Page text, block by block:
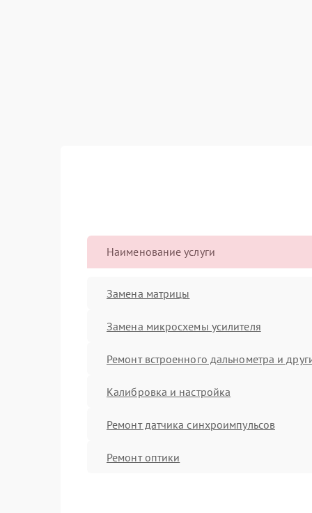
Наименование услуги
Замена матрицы
Замена микросхемы усилителя
Ремонт встроенного дальнометра и
Калибровка и настройка
Ремонт датчика синхроимпульсов
Ремонт оптики